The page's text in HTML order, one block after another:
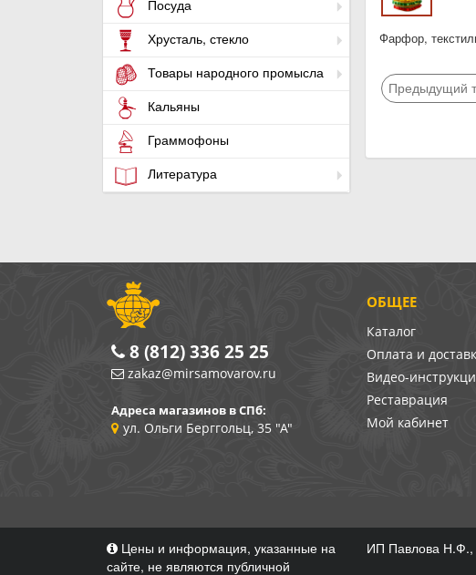
Посуда
Хрусталь, стекло
Товары народного промысла
Кальяны
Граммофоны
Литература
Фарфор,
Предыдущий
ОБЩЕЕ
Каталог
Оплата и
Видео-
Реставрация
Мой кабинет
8 (812) 336 25 25
zakaz@mirsamovarov.ru
Адреса магазинов в СПб:
ул. Ольги Берггольц, 35 "А"
Цены и информация, указанные на
сайте, не являются публичной
ИП Павлова